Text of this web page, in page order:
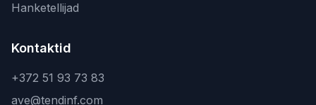
Hanketellijad
Kontaktid
+372 51 93 73 83
ave@tendinf.com